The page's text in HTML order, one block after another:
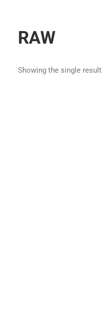
RAW
Showing the single result